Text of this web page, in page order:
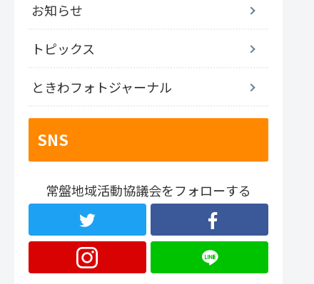
お知らせ
トピックス
ときわフォトジャーナル
SNS
常盤地域活動協議会をフォローする